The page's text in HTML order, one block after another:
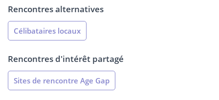
Rencontres alternatives
Célibataires locaux
Rencontres d'intérêt partagé
Sites de rencontre Age Gap